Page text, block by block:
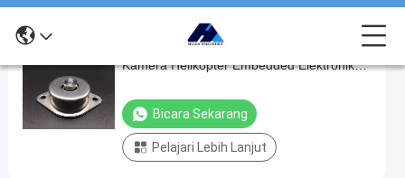
Karet
Metal
Friction
Damper
Karet Metal Friction Damper Kabinet
Kamera Helikopter Embedded Elektronik
Bicara Sekarang
Pelajari Lebih Lanjut